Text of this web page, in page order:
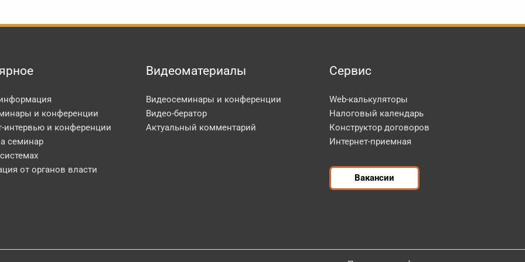
и конференции
интервью и конференции
семинар
от органов власти
Видеоматериалы
Видеосеминары и конференции
Видео-бератор
Актуальный комментарий
Сервис
Web-калькуляторы
Налоговый календарь
Конструктор договоров
Интернет-приемная
Вакансии